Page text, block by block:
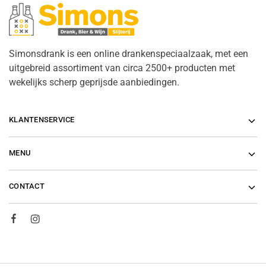
Simonsdrank is een online drankenspeciaalzaak, met een
uitgebreid assortiment van circa 2500+ producten met
wekelijks scherp geprijsde aanbiedingen.
KLANTENSERVICE
MENU
CONTACT